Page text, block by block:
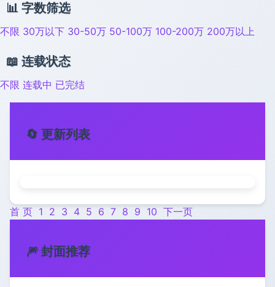
📊 字数筛选
不限 30万以下 30-50万 50-100万 100-200万 200万以上
📖 连载状态
不限 连载中 已完结
🔄 更新列表
首 页 1 2 3 4 5 6 7 8 9 10 下一页
🎆 封面推荐